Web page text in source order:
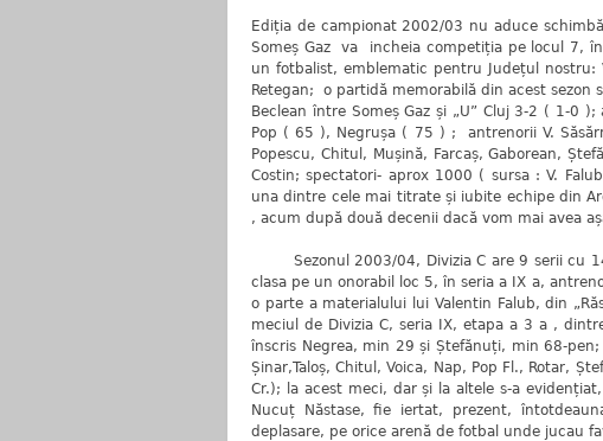
Ediția de campionat 2002/03 nu aduce
Someș Gaz va incheia competiția pe locul 7,
un fotbalist, emblematic pentru Județul nostru:
Retegan; o partidă memorabilă din acest sezon
Beclean între Someș Gaz și „U” Cluj 3-2 ( 1-0
Pop ( 65 ), Negrușa ( 75 ) ; antrenorii V.
Popescu, Chitul, Mușină, Farcaș, Gaborean,
Costin; spectatori- aprox 1000 ( sursa : V.
una dintre cele mai titrate și iubite echipe din
, acum după două decenii dacă vom mai avea
Sezonul 2003/04, Divizia C are 9 serii cu
clasa pe un onorabil loc 5, în seria a IX a,
o parte a materialului lui Valentin Falub, din
meciul de Divizia C, seria IX, etapa a 3 a ,
înscris Negrea, min 29 și Ștefănuți, min 68-
Șinar,Taloș, Chitul, Voica, Nap, Pop Fl., Rotar,
Cr.); la acest meci, dar și la altele s-a
Nucuț Năstase, fie iertat, prezent,
deplasare, pe orice arenă de fotbal unde jucau